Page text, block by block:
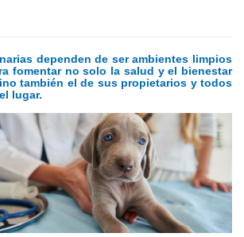
dependen de ser ambientes limpios
fomentar no solo la salud y el bienestar
también el de sus propietarios y todos
lugar.